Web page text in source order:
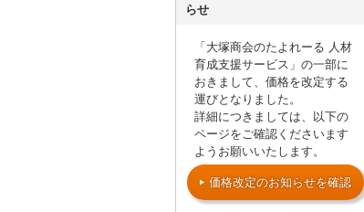
らせ
「大塚商会のたよれーる 人材
育成支援サービス」の一部に
おきまして、価格を改定する
運びとなりました。
詳細につきましては、以下の
ページをご確認くださいます
ようお願いいたします。
価格改定のお知らせを確認